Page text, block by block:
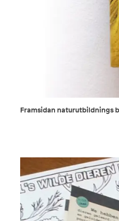
Framsidan naturutbildnings